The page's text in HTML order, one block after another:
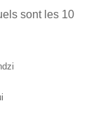
sont les 10